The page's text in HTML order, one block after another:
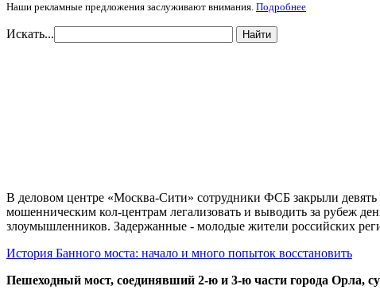
Наши рекламные предложения заслуживают внимания. Подробнее
Искать... Найти
В деловом центре «Москва-Сити» сотрудники ФСБ закрыли
мошенническим кол-центрам легализовать и выводить за рубеж
злоумышленников. Задержанные - молодые жители российских
История Банного моста: начало и много попыток восстановить
Пешеходный мост, соединявший 2-ю и 3-ю части города Орла,